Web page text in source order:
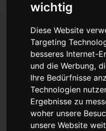
wichtig
Diese Website
Targeting
besseres Internet-
und die Werbung,
Ihre Bedürfnisse
Technologien
Ergebnisse zu
woher unsere
unsere Website
Ermordung
Kennedy